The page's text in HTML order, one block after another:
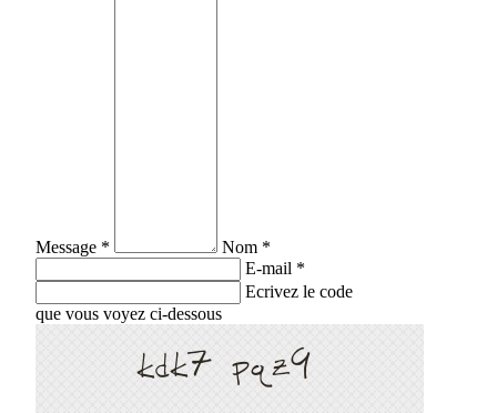
Message *
Nom *
E-mail *
Ecrivez le code
que vous voyez ci-dessous